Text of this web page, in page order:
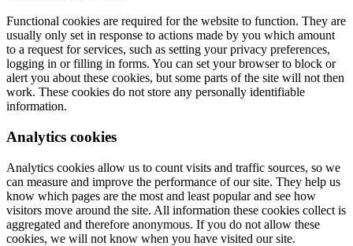
Functional cookies are required for the website to function. They are
usually only set in response to actions made by you which amount
to a request for services, such as setting your privacy preferences,
logging in or filling in forms. You can set your browser to block or
alert you about these cookies, but some parts of the site will not then
work. These cookies do not store any personally identifiable
information.
Analytics cookies
Analytics cookies allow us to count visits and traffic sources, so we
can measure and improve the performance of our site. They help us
know which pages are the most and least popular and see how
visitors move around the site. All information these cookies collect is
aggregated and therefore anonymous. If you do not allow these
cookies, we will not know when you have visited our site.